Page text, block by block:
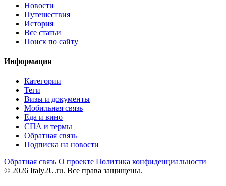
Новости
Путешествия
История
Все статьи
Поиск по сайту
Информация
Категории
Теги
Визы и документы
Мобильная связь
Еда и вино
СПА и термы
Обратная связь
Подписка на новости
Обратная связь О проекте Политика конфиденциальности
© 2026 Italy2U.ru. Все права защищены.